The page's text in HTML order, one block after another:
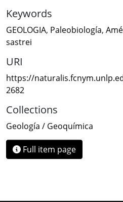
Keywords
GEOLOGIA, Paleobiología,
sastrei
URI
https://
2682
Collections
Geología / Geoquímica
Full item page